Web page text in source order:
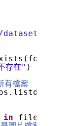
存在" )
有檔案
in
file_list: